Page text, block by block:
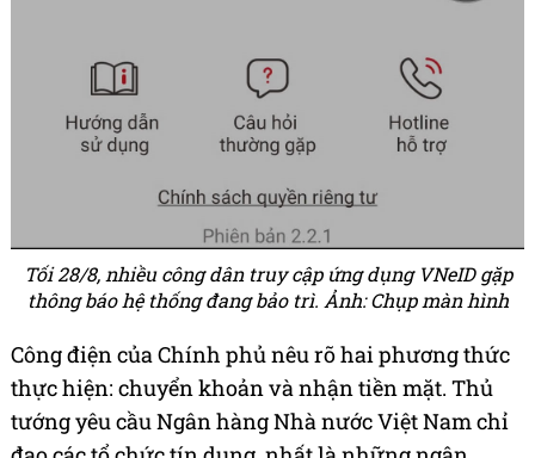
Tối 28/8, nhiều công dân truy cập ứng dụng VNeID gặp
thông báo hệ thống đang bảo trì. Ảnh: Chụp màn hình
Công điện của Chính phủ nêu rõ hai phương thức
thực hiện: chuyển khoản và nhận tiền mặt. Thủ
tướng yêu cầu Ngân hàng Nhà nước Việt Nam chỉ